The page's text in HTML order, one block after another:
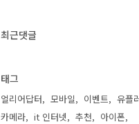
최근댓글
태그
얼리어답터 모바일 이벤트
유플
카메라
it 인터넷 추천
아이폰